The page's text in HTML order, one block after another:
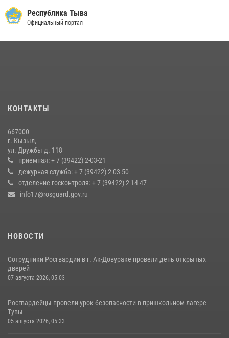
Спортсмены Росгвардии стали победителями и призерами
Чемпионата по лёгкой атлетике Наадым-2026
Росгвардия совместно ГИМС МЧС Тувы провела профилактические
13 июля 2026, 08:55
Кызылчанин поблагодарил сотрудников Росгвардии за
оперативное реагирование в решении конфликтной ситуации
17 июля 2026, 07:22 1
Республика Тыва
Официальный портал
КОНТАКТЫ
667000
г. Кызыл,
ул. Дружбы д. 118
приемная: + 7 (39422) 2-03-21
дежурная служба: + 7 (39422) 2-03-50
отделение госконтроля: + 7 (39422) 2-14-47
info17@rosguard.gov.ru
НОВОСТИ
Сотрудники Росгвардии в г. Ак-Довураке провели день открытых
дверей
07 августа 2026, 05:03
Росгвардейцы провели урок безопасности в пришкольном лагере
Тувы
05 августа 2026, 05:33